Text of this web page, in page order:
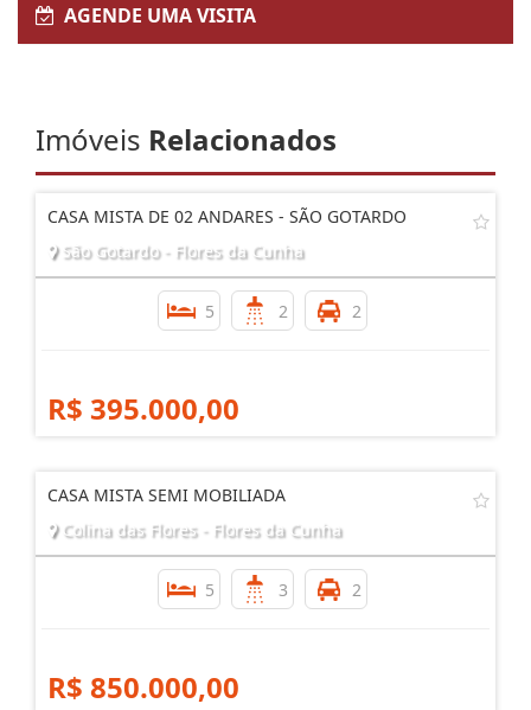
AGENDE UMA VISITA
Imóveis Relacionados
CASA MISTA DE 02 ANDARES - SÃO GOTARDO
São Gotardo - Flores da Cunha
5 2 2
R$ 395.000,00
CASA MISTA SEMI MOBILIADA
Colina das Flores - Flores da Cunha
5 3 2
R$ 850.000,00